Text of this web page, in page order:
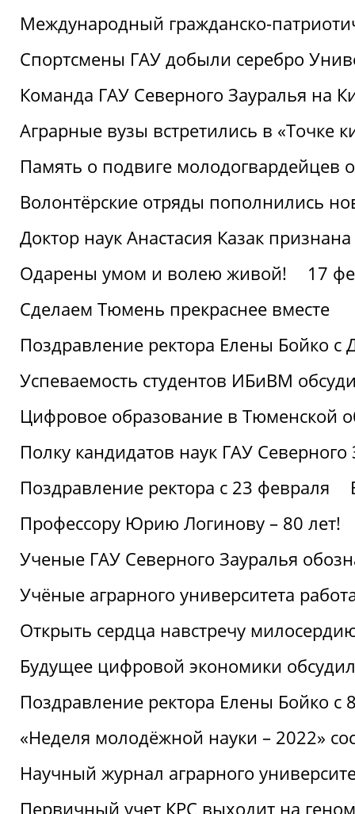
Международный гражданско-
Спортсмены ГАУ добыли серебро
Команда ГАУ Северного Зауралья на
Аграрные вузы встретились в «Точке
Память о подвиге молодогвардейцев
Волонтёрские отряды пополнились
Доктор наук Анастасия Казак
Одарены умом и волею живой!
17
Сделаем Тюмень прекраснее вместе
Поздравление ректора Елены Бойко с
Успеваемость студентов ИБиВМ
Цифровое образование в Тюменской
Полку кандидатов наук ГАУ
Поздравление ректора с 23 февраля
Профессору Юрию Логинову – 80 лет!
Ученые ГАУ Северного Зауралья
Учёные аграрного университета
Открыть сердца навстречу
Будущее цифровой экономики
Поздравление ректора Елены Бойко с
«Неделя молодёжной науки – 2022»
Научный журнал аграрного
Первичный учет КРС выходит на